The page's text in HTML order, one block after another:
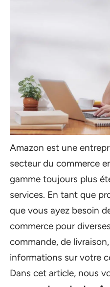
Amazon est une
secteur du commerce
gamme toujours plus
services. En tant que
que vous ayez besoin
commerce pour
commande, de
informations sur votre
Dans cet article, nous